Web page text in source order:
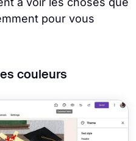
pour vous
couleurs